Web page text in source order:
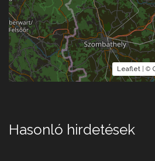
Leaflet | ©
Hasonló hirdetések